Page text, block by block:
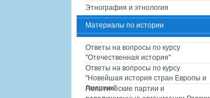
Этнография и этнология
Материалы по истории
Ответы на вопросы по курсу
"Отечественная история"
Ответы на вопросы по курсу
"Новейшая история стран Европы и
Америки"
Политические партии и